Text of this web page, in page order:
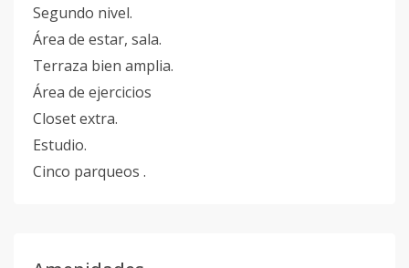
Segundo nivel.
Área de estar, sala.
Terraza bien amplia.
Área de ejercicios
Closet extra.
Estudio.
Cinco parqueos .